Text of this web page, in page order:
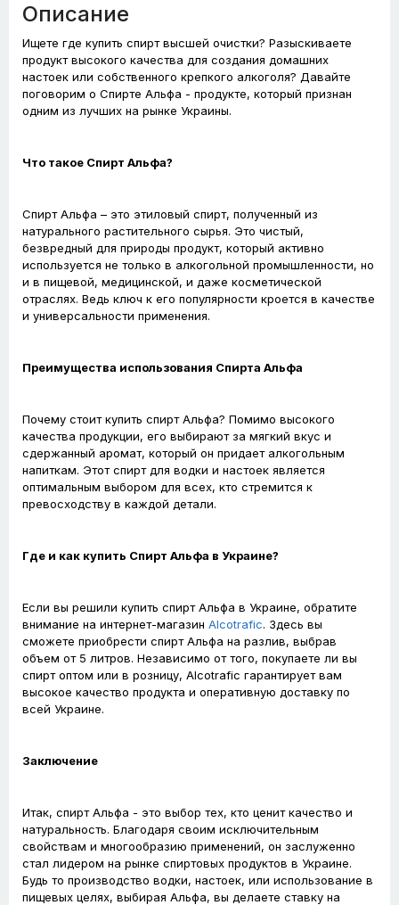
Описание
Ищете где купить спирт высшей очистки? Разыскиваете
продукт высокого качества для создания домашних
настоек или собственного крепкого алкоголя? Давайте
поговорим о Спирте Альфа - продукте, который признан
одним из лучших на рынке Украины.
Что такое Спирт Альфа?
Спирт Альфа – это этиловый спирт, полученный из
натурального растительного сырья. Это чистый,
безвредный для природы продукт, который активно
используется не только в алкогольной промышленности, но
и в пищевой, медицинской, и даже косметической
отраслях. Ведь ключ к его популярности кроется в качестве
и универсальности применения.
Преимущества использования Спирта Альфа
Почему стоит купить спирт Альфа? Помимо высокого
качества продукции, его выбирают за мягкий вкус и
сдержанный аромат, который он придает алкогольным
напиткам. Этот спирт для водки и настоек является
оптимальным выбором для всех, кто стремится к
превосходству в каждой детали.
Где и как купить Спирт Альфа в Украине?
Если вы решили купить спирт Альфа в Украине, обратите
внимание на интернет-магазин Alcotrafic. Здесь вы
сможете приобрести спирт Альфа на разлив, выбрав
объем от 5 литров. Независимо от того, покупаете ли вы
спирт оптом или в розницу, Alcotrafic гарантирует вам
высокое качество продукта и оперативную доставку по
всей Украине.
Заключение
Итак, спирт Альфа - это выбор тех, кто ценит качество и
натуральность. Благодаря своим исключительным
свойствам и многообразию применений, он заслуженно
стал лидером на рынке спиртовых продуктов в Украине.
Будь то производство водки, настоек, или использование в
пищевых целях, выбирая Альфа, вы делаете ставку на